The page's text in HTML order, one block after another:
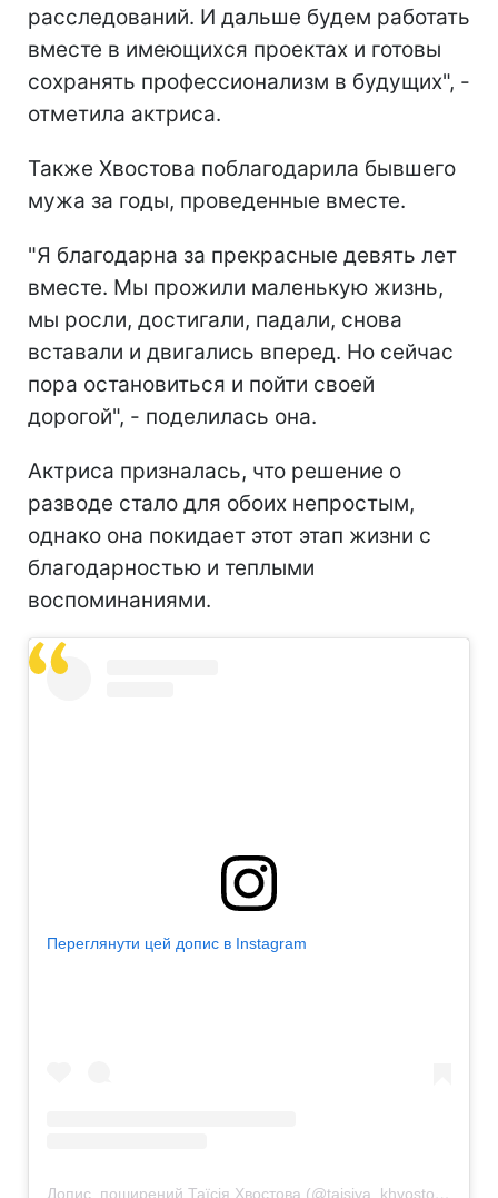
расследований. И дальше будем работать
вместе в имеющихся проектах и готовы
сохранять профессионализм в будущих", -
отметила актриса.
Также Хвостова поблагодарила бывшего
мужа за годы, проведенные вместе.
"Я благодарна за прекрасные девять лет
вместе. Мы прожили маленькую жизнь,
мы росли, достигали, падали, снова
вставали и двигались вперед. Но сейчас
пора остановиться и пойти своей
дорогой", - поделилась она.
Актриса призналась, что решение о
разводе стало для обоих непростым,
однако она покидает этот этап жизни с
благодарностью и теплыми
воспоминаниями.
Переглянути цей допис в Instagram
Допис, поширений Таїсія Хвостова (@taisiya_khvostova)